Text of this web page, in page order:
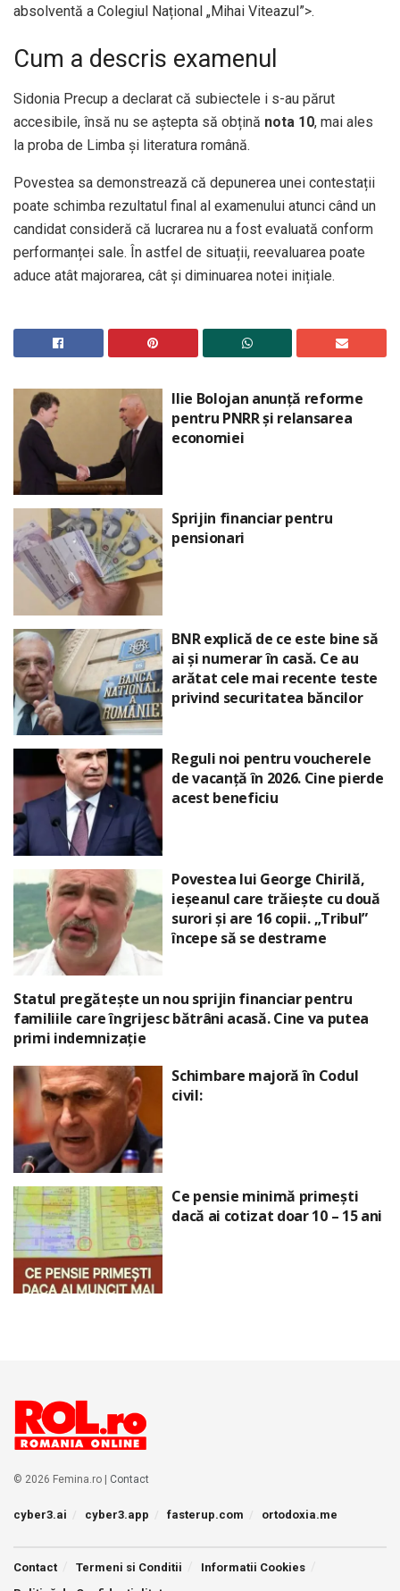
absolventă a Colegiul Național „Mihai Viteazul”>.
Cum a descris examenul
Sidonia Precup a declarat că subiectele i s-au părut
accesibile, însă nu se aștepta să obțină nota 10, mai ales
la proba de Limba și literatura română.
Povestea sa demonstrează că depunerea unei contestații
poate schimba rezultatul final al examenului atunci când un
candidat consideră că lucrarea nu a fost evaluată conform
performanței sale. În astfel de situații, reevaluarea poate
aduce atât majorarea, cât și diminuarea notei inițiale.
Ilie Bolojan anunță reforme
pentru PNRR și relansarea
economiei
Sprijin financiar pentru
pensionari
BNR explică de ce este bine să
ai și numerar în casă. Ce au
arătat cele mai recente teste
privind securitatea băncilor
Reguli noi pentru voucherele
de vacanță în 2026. Cine pierde
acest beneficiu
Povestea lui George Chirilă,
ieșeanul care trăiește cu două
surori și are 16 copii. „Tribul”
începe să se destrame
Statul pregătește un nou sprijin financiar pentru
familiile care îngrijesc bătrâni acasă. Cine va putea
primi indemnizație
Schimbare majoră în Codul
civil:
Ce pensie minimă primești
dacă ai cotizat doar 10 – 15 ani
© 2026 Femina.ro | Contact
cyber3.ai cyber3.app fasterup.com ortodoxia.me
Contact Termeni si Conditii
Informatii Cookies